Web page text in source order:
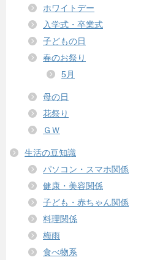
ホワイトデー
入学式・卒業式
子どもの日
春のお祭り
5月
母の日
花祭り
ＧＷ
生活の豆知識
パソコン・スマホ関係
健康・美容関係
子ども・赤ちゃん関係
料理関係
梅雨
食べ物系